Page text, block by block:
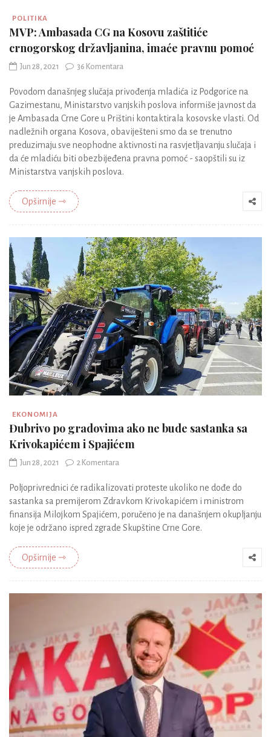
POLITIKA
MVP: Ambasada CG na Kosovu zaštitiće
crnogorskog državljanina, imaće pravnu pomoć
Jun 28, 2021 36 Komentara
Povodom današnjeg slučaja privođenja mladića iz Podgorice na
Gazimestanu, Ministarstvo vanjskih poslova informiše javnost da
je Ambasada Crne Gore u Prištini kontaktirala kosovske vlasti. Od
nadležnih organa Kosova, obaviješteni smo da se trenutno
preduzimaju sve neophodne aktivnosti na rasvjetljavanju slučaja i
da će mladiću biti obezbijeđena pravna pomoć - saopštili su iz
Ministarstva vanjskih poslova.
Opširnije ⇾
EKONOMIJA
Đubrivo po gradovima ako ne bude sastanka sa
Krivokapićem i Spajićem
Jun 28, 2021 2 Komentara
Poljoprivrednici će radikalizovati proteste ukoliko ne dođe do
sastanka sa premijerom Zdravkom Krivokapićem i ministrom
finansija Milojkom Spajićem, poručeno je na današnjem okupljanju
koje je održano ispred zgrade Skupštine Crne Gore.
Opširnije ⇾